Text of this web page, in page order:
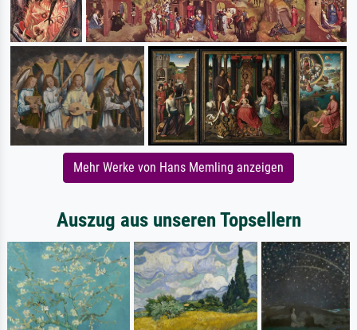
Mehr Werke von Hans Memling anzeigen
Auszug aus unseren Topsellern